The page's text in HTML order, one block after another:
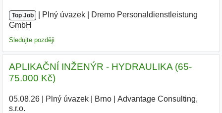
Top Job Plný úvazek
Dremo Personaldienstleistung
GmbH
Sledujte později
APLIKAČNÍ INŽENÝR - HYDRAULIKA (65-
75.000 Kč)
05.08.26| Plný úvazek| Brno|
Advantage Consulting,
s.r.o.